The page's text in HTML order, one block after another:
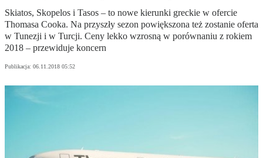
Skiatos, Skopelos i Tasos – to nowe kierunki greckie w ofercie
Thomasa Cooka. Na przyszły sezon powiększona też zostanie oferta
w Tunezji i w Turcji. Ceny lekko wzrosną w porównaniu z rokiem
2018 – przewiduje koncern
Publikacja: 06.11.2018 05:52